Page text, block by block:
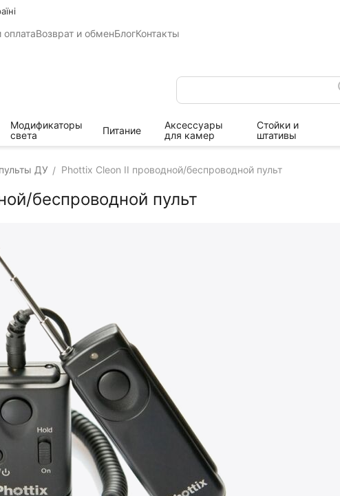
Возврат и обменБлогКонтакты
Модификаторы
света
Питание
Аксессуары
для камер
Стойки и
штативы
ДУ / Phottix Cleon II проводной/беспроводной пульт
беспроводной пульт